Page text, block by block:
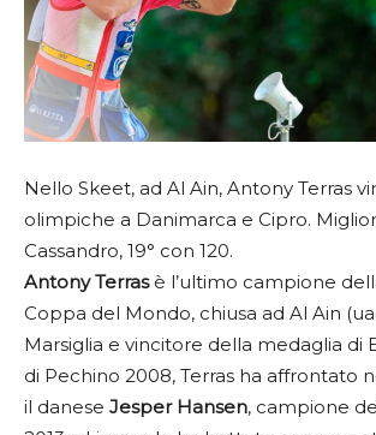
Nello Skeet, ad Al Ain, Antony Terras
olimpiche a Danimarca e Cipro.
Cassandro, 19° con 120.
Antony Terrasè l’ultimo campione
Coppa del Mondo, chiusa ad Al Ain
Marsiglia e vincitore della medaglia di
di Pechino 2008, Terras ha affrontato
il danese Jesper Hansen, campione